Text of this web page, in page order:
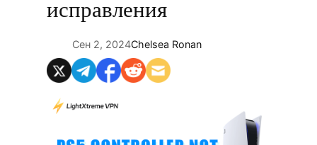
исправления
Сен 2, 2024Chelsea Ronan